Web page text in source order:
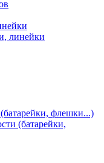
линейки
флешки...)
(батарейки,